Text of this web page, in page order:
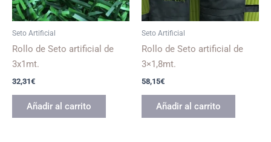
Seto Artificial
Rollo de Seto artificial de
3x1mt.
32,31€
Añadir al carrito
Seto Artificial
Rollo de Seto artificial de
3×1,8mt.
58,15€
Añadir al carrito